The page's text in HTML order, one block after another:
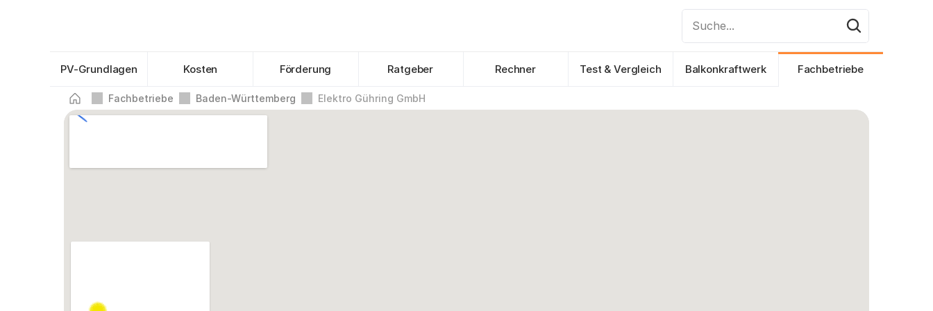
Suche...
PV-Grundlagen Kosten Förderung Ratgeber Rechner Test & Vergleich Balkonkraftwerk Fachbetriebe
Fachbetriebe Baden-Württemberg Elektro Gühring GmbH